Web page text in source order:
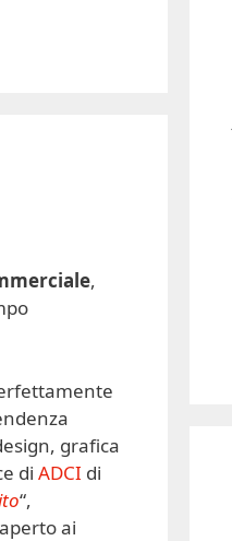
,
grafica
di ADCI di
“,
ai